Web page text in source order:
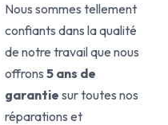
Nous sommes tellement
confiants dans la qualité
de notre travail que nous
offrons 5 ans de
garantie sur toutes nos
réparations et